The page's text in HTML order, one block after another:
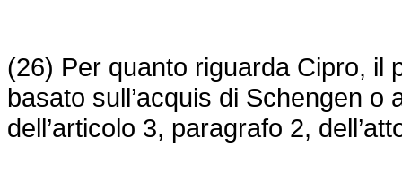
(26) Per quanto riguarda Cipro, il
basato sull’acquis di Schengen
dell’articolo 3, paragrafo 2,